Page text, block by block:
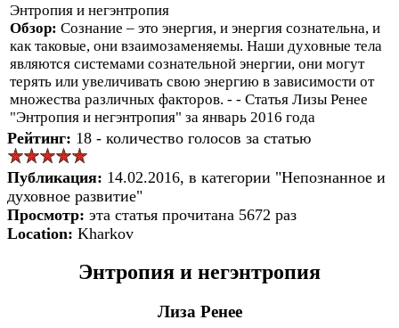
Энтропия и негэнтропия
Обзор: Сознание – это энергия, и энергия сознательна, и
как таковые, они взаимозаменяемы. Наши духовные тела
являются системами сознательной энергии, они могут
терять или увеличивать свою энергию в зависимости от
множества различных факторов. - - Статья Лизы Ренее
"Энтропия и негэнтропия" за январь 2016 года
Рейтинг: 18 - количество голосов за статью
Публикация: 14.02.2016, в категории "Непознанное и
духовное развитие"
Просмотр: эта статья прочитана 5672 раз
Location: Kharkov
Энтропия и негэнтропия
Лиза Ренее